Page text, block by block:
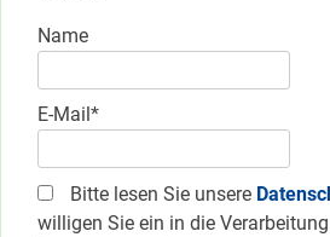
Name
E-Mail*
Bitte lesen Sie unsere
willigen Sie ein in die